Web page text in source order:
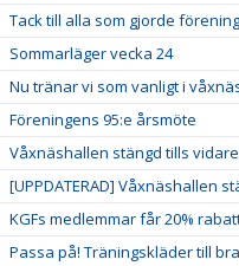
Tack till alla som gjorde
Sommarläger vecka 24
Nu tränar vi som vanligt i
Föreningens 95:e årsmöte
Våxnäshallen stängd tills vidare
[UPPDATERAD] Våxnäshallen
KGFs medlemmar får 20%
Passa på! Träningskläder till